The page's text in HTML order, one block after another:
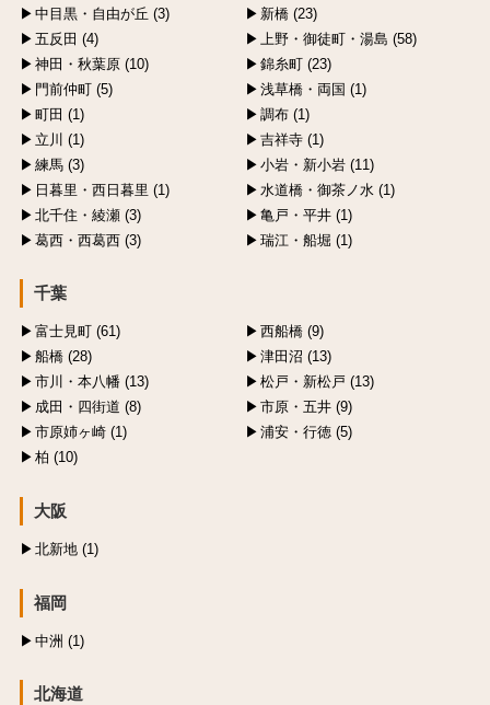
中目黒・自由が丘 (3)
新橋 (23)
五反田 (4)
上野・御徒町・湯島 (58)
神田・秋葉原 (10)
錦糸町 (23)
門前仲町 (5)
浅草橋・両国 (1)
町田 (1)
調布 (1)
立川 (1)
吉祥寺 (1)
練馬 (3)
小岩・新小岩 (11)
日暮里・西日暮里 (1)
水道橋・御茶ノ水 (1)
北千住・綾瀬 (3)
亀戸・平井 (1)
葛西・西葛西 (3)
瑞江・船堀 (1)
千葉
富士見町 (61)
西船橋 (9)
船橋 (28)
津田沼 (13)
市川・本八幡 (13)
松戸・新松戸 (13)
成田・四街道 (8)
市原・五井 (9)
市原姉ヶ崎 (1)
浦安・行徳 (5)
柏 (10)
大阪
北新地 (1)
福岡
中洲 (1)
北海道